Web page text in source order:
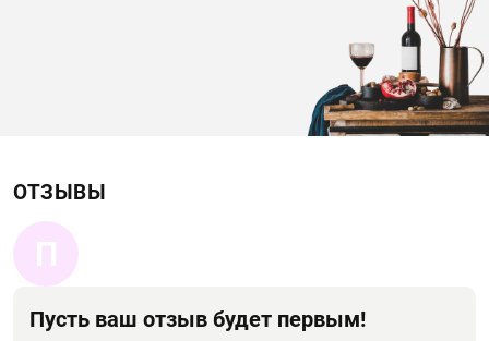
ОТЗЫВЫ
П
Пусть ваш отзыв будет первым!